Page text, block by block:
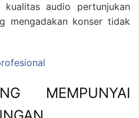
audio pertunjukan
mengadakan konser tidak
MEMPUNYAI